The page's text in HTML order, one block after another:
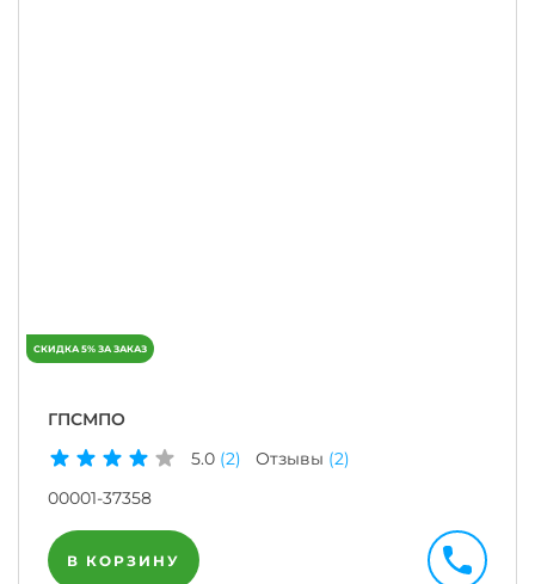
ГПСМПО
5.0 (2) Отзывы (2)
00001-37358
В КОРЗИНУ